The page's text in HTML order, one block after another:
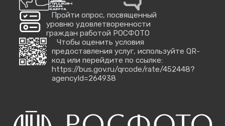
Пройти опрос, посвященный
уровню удовлетворенности
граждан работой РОСФОТО
Чтобы оценить условия
предоставления услуг, используйте QR-
код или перейдите по ссылке:
https://bus.gov.ru/qrcode/rate/452448?
agencyId=264938